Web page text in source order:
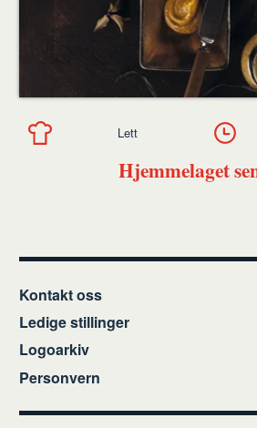
Hjemmelaget
Lett
Kontakt oss
Ledige stillinger
Logoarkiv
Personvern